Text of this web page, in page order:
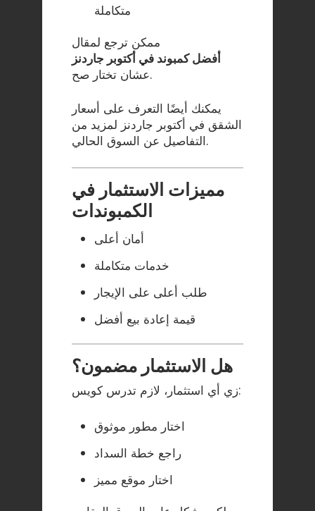
متكاملة
ممكن ترجع لمقال
أفضل كمبوند في أكتوبر جاردنز
عشان تختار صح.
يمكنك أيضًا التعرف على أسعار
الشقق في أكتوبر جاردنز لمزيد من
التفاصيل عن السوق الحالي.
مميزات الاستثمار في
الكمبوندات
أمان أعلى
خدمات متكاملة
طلب أعلى على الإيجار
قيمة إعادة بيع أفضل
هل الاستثمار مضمون؟
زي أي استثمار، لازم تدرس كويس:
اختار مطور موثوق
راجع خطة السداد
اختار موقع مميز